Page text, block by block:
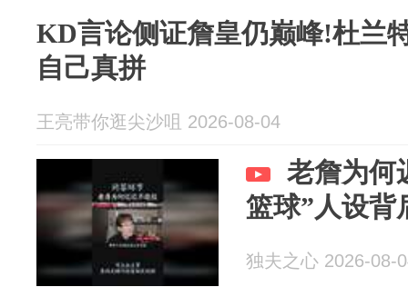
KD言论侧证詹皇仍巅峰!杜兰
自己真拼
王亮带你逛尖沙咀 2026-08-04
老詹为何
篮球”人设背
独夫之心 2026-08-